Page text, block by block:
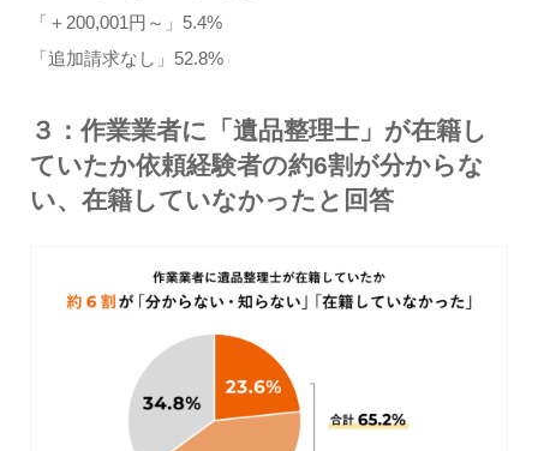
「＋200,001円～」5.4%
「追加請求なし」52.8%
３：作業業者に「遺品整理士」が在籍し
ていたか依頼経験者の約6割が分からな
い、在籍していなかったと回答